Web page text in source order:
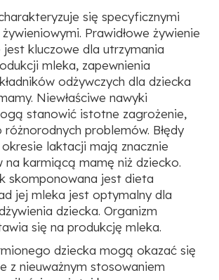
się specyficznymi
Prawidłowe żywienie
kluczowe dla utrzymania
mleka, zapewnienia
odżywczych dla dziecka
Niewłaściwe nawyki
stanowić istotne zagrożenie,
problemów. Błędy
laktacji mają znacznie
na karmiącą mamę niż dziecko.
skomponowana jest dieta
jej mleka jest optymalny dla
dziecka. Organizm
się na produkcję mleka.
dziecka mogą okazać się
z nieuważnym stosowaniem